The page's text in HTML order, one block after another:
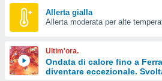
Web
le
Allerta gialla
Allerta moderata per alte
Ultim'ora.
Ondata di calore fino a
diventare eccezionale.